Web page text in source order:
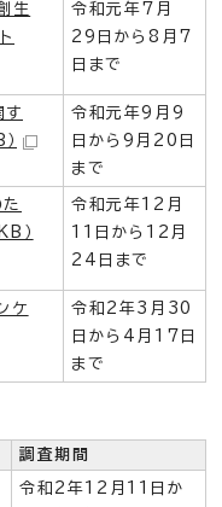
生
令和元年7月
29日から8月7
日まで
す
令和元年9月9
日から9月20日
まで
）
令和元年12月
11日から12月
24日まで
ケ
令和2年3月30
日から4月17日
まで
調査期間
令和2年12月11日か